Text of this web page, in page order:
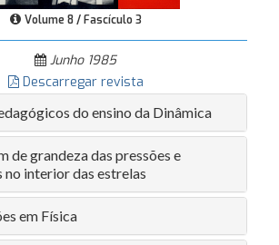
Volume 8 / Fascículo 3
Junho 1985
Descarregar revista
do ensino da Dinâmica
de grandeza das pressões e
interior das estrelas
em Física